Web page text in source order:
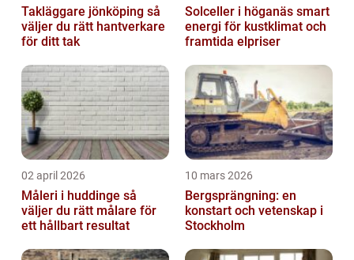
Takläggare jönköping så
väljer du rätt hantverkare
för ditt tak
Solceller i höganäs smart
energi för kustklimat och
framtida elpriser
02 april 2026
Måleri i huddinge så
väljer du rätt målare för
ett hållbart resultat
10 mars 2026
Bergsprängning: en
konstart och vetenskap i
Stockholm